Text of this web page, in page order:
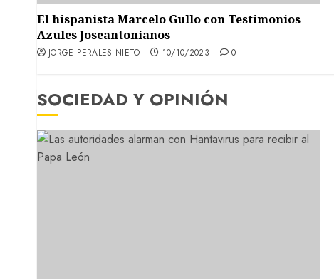
El hispanista Marcelo Gullo con Testimonios
Azules Joseantonianos
JORGE PERALES NIETO 10/10/2023 0
SOCIEDAD Y OPINIÓN